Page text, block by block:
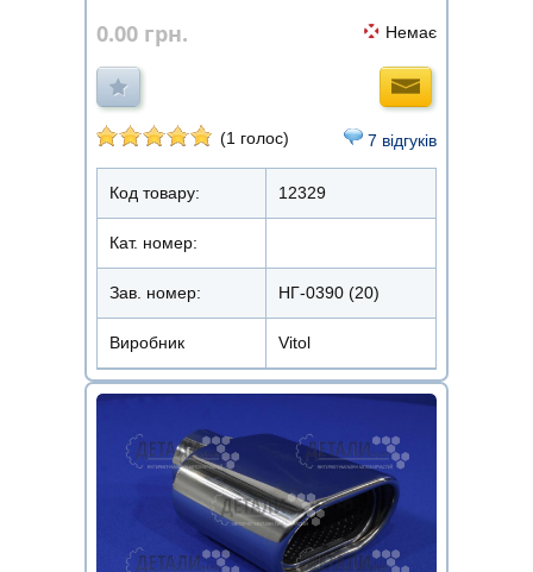
0.00 грн. Немає
(1 голос) 7 відгуків
Код товару: 12329
Кат. номер:
Зав. номер: НГ-0390 (20)
Виробник Vitol